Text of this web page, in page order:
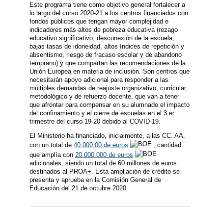
Este programa tiene como objetivo general fortalecer a
lo largo del curso 2020-21 a los centros financiados con
fondos públicos que tengan mayor complejidad e
indicadores más altos de pobreza educativa (rezago
educativo significativo, desconexión de la escuela,
bajas tasas de idoneidad, altos índices de repetición y
absentismo, riesgo de fracaso escolar y de abandono
temprano) y que compartan las recomendaciones de la
Unión Europea en materia de inclusión. Son centros que
necesitarán apoyo adicional para responder a las
múltiples demandas de reajuste organizativo, curricular,
metodológico y de refuerzo docente, que van a tener
que afrontar para compensar en su alumnado el impacto
del confinamiento y el cierre de escuelas en el 3.er
trimestre del curso 19-20 debido al COVID-19.
El Ministerio ha financiado, inicialmente, a las CC. AA.
con un total de 40.000.00 de euros
, cantidad
que amplía con 20.000.000 de euros
adicionales, siendo un total de 60 millones de euros
destinados al PROA+. Esta ampliación de crédito se
presenta y aprueba en la Comisión General de
Educación del 21 de octubre 2020.